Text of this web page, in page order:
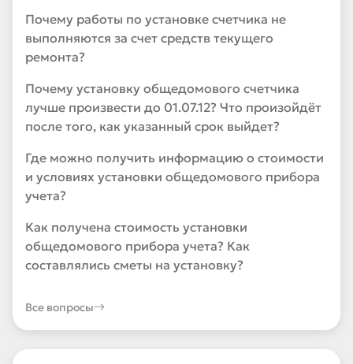
Почему работы по установке счетчика не
выполняются за счет средств текущего
ремонта?
Почему установку общедомового счетчика
лучше произвести до 01.07.12? Что произойдёт
после того, как указанный срок выйдет?
Где можно получить информацию о стоимости
и условиях установки общедомового прибора
учета?
Как получена стоимость установки
общедомового прибора учета? Как
составлялись сметы на установку?
Все вопросы